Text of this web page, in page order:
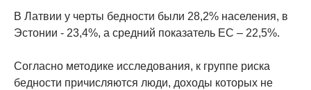
В Латвии у черты бедности были 28,2% населения, в
Эстонии - 23,4%, а средний показатель ЕС – 22,5%.
Согласно методике исследования, к группе риска
бедности причисляются люди, доходы которых не